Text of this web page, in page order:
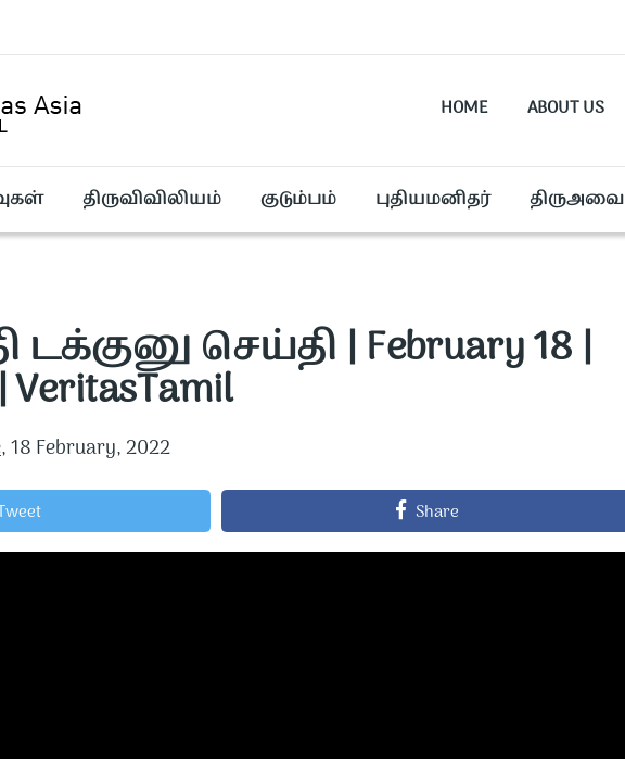
HOME ABOUT US
திருவிவிலியம் குடும்பம் புதியமனிதர் திருஅவை
டக்குனு செய்தி | February 18 |
VeritasTamil
,18 February, 2022
Share